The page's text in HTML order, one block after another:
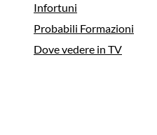
Infortuni
Probabili Formazioni
Dove vedere in TV